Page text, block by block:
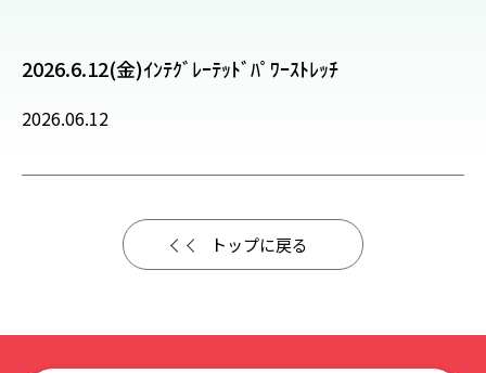
2026.6.12(金)ｲﾝﾃｸﾞﾚｰﾃｯﾄﾞﾊﾟﾜｰｽﾄﾚｯﾁ
2026.06.12
トップに戻る